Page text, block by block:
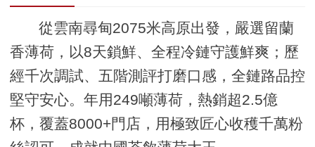
從雲南尋甸2075米高原出發，嚴選留蘭
香薄荷，以8天鎖鮮、全程冷鏈守護鮮爽；歷
經千次調試、五階測評打磨口感，全鏈路品控
堅守安心。年用249噸薄荷，熱銷超2.5億
杯，覆蓋8000+門店，用極致匠心收穫千萬粉